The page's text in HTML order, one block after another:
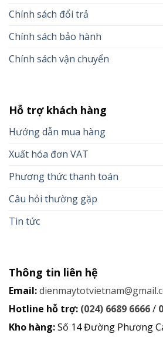
Chính sách đổi trả
Chính sách bảo hành
Chính sách vận chuyển
Hỗ trợ khách hàng
Hướng dẫn mua hàng
Xuất hóa đơn VAT
Phương thức thanh toán
Câu hỏi thường gặp
Tin tức
Thông tin liên hệ
Email:
Hotline hỗ trợ: (024) 6689 6666/
Kho hàng:Số 14 Đường Phương